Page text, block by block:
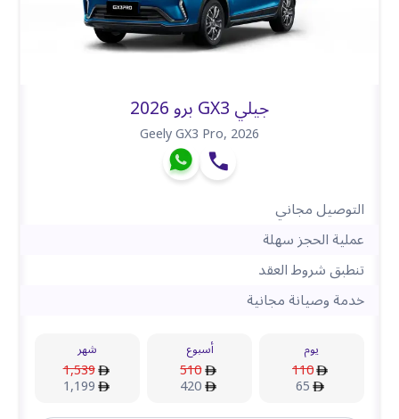
جيلي GX3 برو 2026
Geely GX3 Pro,2026
التوصيل مجاني
عملية الحجز سهلة
تنطبق شروط العقد
خدمة وصيانة مجانية
يوم
110
65
أسبوع
510
420
شهر
1,539
1,199